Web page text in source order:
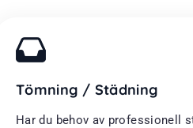
Tömning / Städning
Har du behov av professionell